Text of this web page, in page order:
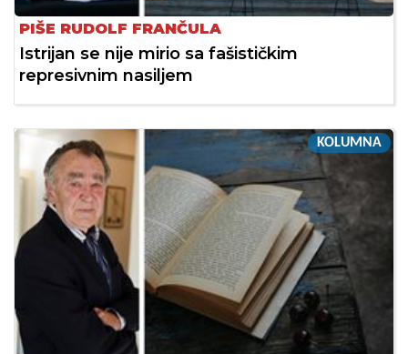
PIŠE RUDOLF FRANČULA
Istrijan se nije mirio sa fašističkim
represivnim nasiljem
KOLUMNA